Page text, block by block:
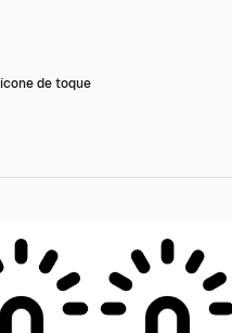
ícone de toque